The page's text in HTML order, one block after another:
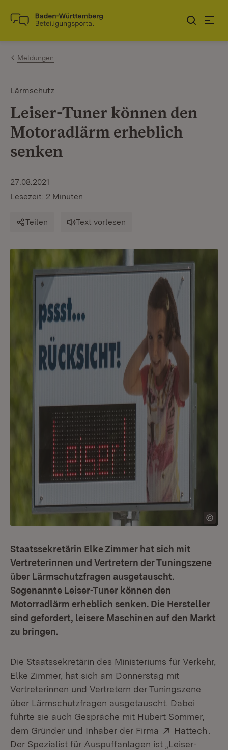
Zum Inhalt springen
Link zur Startseite
Meldungen
Lärmschutz
Leiser-Tuner können den
Motoradlärm erheblich
senken
27.08.2021
Lesezeit: 2 Minuten
Teilen Text vorlesen
Staatssekretärin Elke Zimmer hat sich mit
Vertreterinnen und Vertretern der Tuningszene
über Lärmschutzfragen ausgetauscht.
Sogenannte Leiser-Tuner können den
Motorradlärm erheblich senken. Die Hersteller
sind gefordert, leisere Maschinen auf den Markt
zu bringen.
Die Staatssekretärin des Ministeriums für Verkehr,
Elke Zimmer, hat sich am Donnerstag mit
Vertreterinnen und Vertretern der Tuningszene
über Lärmschutzfragen ausgetauscht. Dabei
führte sie auch Gespräche mit Hubert Sommer,
dem Gründer und Inhaber der Firma
Extern:
Hattech
Der Spezialist für Auspuffanlagen ist „Leiser-